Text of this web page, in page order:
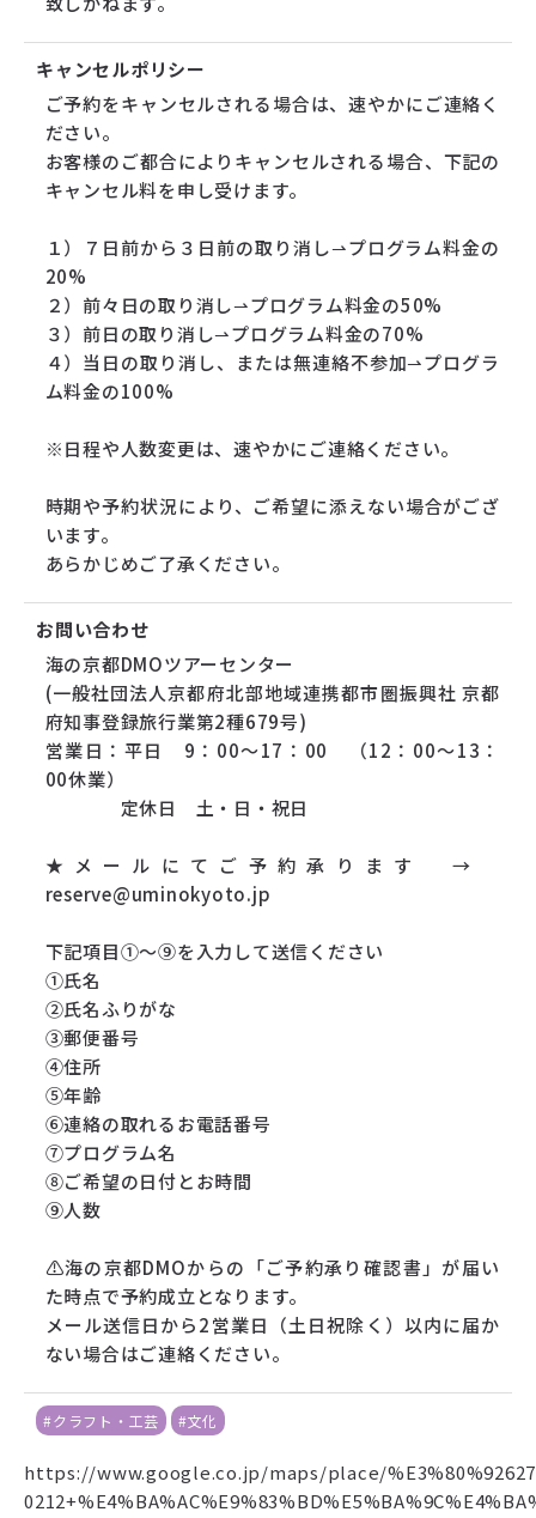
キャンセルポリシー
ご予約をキャンセルされる場合は、速やかにご連絡く
ださい。
お客様のご都合によりキャンセルされる場合、下記の
キャンセル料を申し受けます。
１）７日前から３日前の取り消し⇀プログラム料金の
20%
２）前々日の取り消し⇀プログラム料金の50%
３）前日の取り消し⇀プログラム料金の70%
４）当日の取り消し、または無連絡不参加⇀プログラ
ム料金の100%
※日程や人数変更は、速やかにご連絡ください。
時期や予約状況により、ご希望に添えない場合がござ
います。
あらかじめご了承ください。
お問い合わせ
海の京都DMOツアーセンター
(一般社団法人京都府北部地域連携都市圏振興社 京都
府知事登録旅行業第2種679号)
営業日：平日 9：00～17：00 （12：00～13：
00休業）
定休日 土・日・祝日
★メールにてご予約承ります →
reserve@uminokyoto.jp
下記項目①～⑨を入力して送信ください
①氏名
②氏名ふりがな
③郵便番号
④住所
⑤年齢
⑥連絡の取れるお電話番号
⑦プログラム名
⑧ご希望の日付とお時間
⑨人数
⚠海の京都DMOからの「ご予約承り確認書」が届い
た時点で予約成立となります。
メール送信日から2営業日（土日祝除く）以内に届か
ない場合はご連絡ください。
#クラフト・工芸 #文化
https://www.google.co.jp/maps/place/